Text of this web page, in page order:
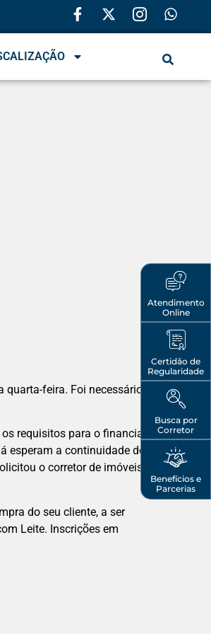
Atendimento
Online
Certidão de
Regularidade
Busca por
Corretor
Benefícios e
Parcerias
feira. Foi necessário
requisitos para o financiamento,
esperam a continuidade do
o corretor de imóveis Edgar
do seu cliente, a ser
Leite. Inscrições em